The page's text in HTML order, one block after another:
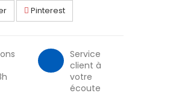
Pinterest
Service
client à
votre
écoute